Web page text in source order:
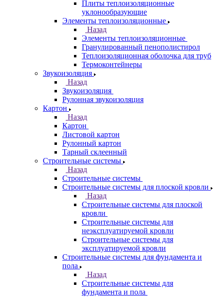
Плиты теплоизоляционные
уклонообразующие
Элементы теплоизоляционные
Назад
Элементы теплоизоляционные
Гранулированный пенополистирол
Теплоизоляционная оболочка для труб
Термоконтейнеры
Звукоизоляция
Назад
Звукоизоляция
Рулонная звукоизоляция
Картон
Назад
Картон
Листовой картон
Рулонный картон
Тарный склеенный
Строительные системы
Назад
Строительные системы
Строительные системы для плоской кровли
Назад
Строительные системы для плоской
кровли
Строительные системы для
неэксплуатируемой кровли
Строительные системы для
эксплуатируемой кровли
Строительные системы для фундамента и
пола
Назад
Строительные системы для
фундамента и пола